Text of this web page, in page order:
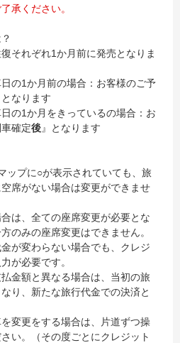
承ください。
それぞれ1か月前に発売となりま
の1か月前の場合：お客様のご予
となります
の1か月をきっているの場合：お
確定後』となります
ップに○が表示されていても、旅
席がない場合は変更ができませ
合は、全ての座席変更が必要とな
のみの座席変更はできません。
金が変わらない場合でも、クレジ
が必要です。
金額と異なる場合は、当初の旅
り、新たな旅行代金での決済と
を変更をする場合は、片道ずつ操
い。（その度ごとにクレジット